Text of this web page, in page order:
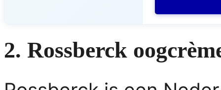
2. Rossberck